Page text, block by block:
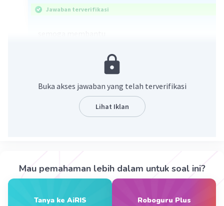
Jawaban terverifikasi
Evania S
04 Oktober 2023 00:44
Buka akses jawaban yang telah terverifikasi
Lihat Iklan
Mau pemahaman lebih dalam untuk soal ini?
Tanya ke AiRIS Roboguru Plus